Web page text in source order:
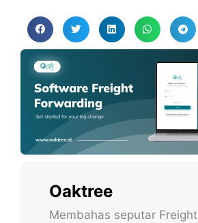
Oaktree
Membahas seputar Freight